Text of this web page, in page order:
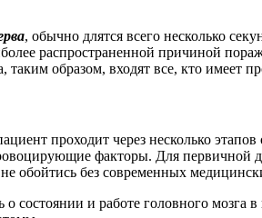
, обычно длятся всего несколько
распространенной причиной
образом, входят все, кто имеет
проходит через несколько этапов
факторы. Для первичной
обойтись без современных
о состоянии и работе головного